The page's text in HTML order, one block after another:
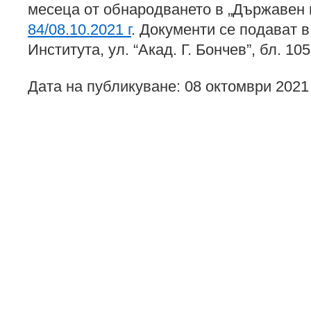
месеца от обнародването в „Държавен
84/08.10.2021 г. Документи се подават
Института, ул. “Акад. Г. Бончев”, бл.
Дата на публикуване: 08 октомври 2021